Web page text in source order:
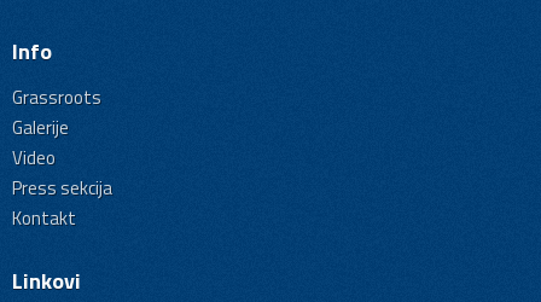
Info
Grassroots
Galerije
Video
Press sekcija
Kontakt
Linkovi